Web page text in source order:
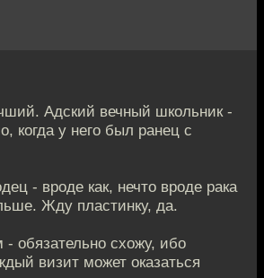
Адский вечный школьник -
когда у него был ранец с
- вроде как, нечто вроде рака
Жду пластинку, да.
- обязательно схожу, ибо
визит может оказаться